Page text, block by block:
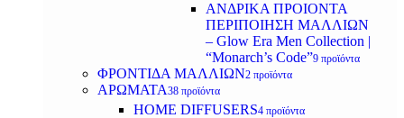
ΑΝΔΡΙΚΑ ΠΡΟΙΟΝΤΑ
ΠΕΡΙΠΟΙΗΣΗ ΜΑΛΛΙΩΝ
– Glow Era Men Collection |
“Monarch’s Code”9 προϊόντα
ΦΡΟΝΤΙΔΑ ΜΑΛΛΙΩΝ2 προϊόντα
ΑΡΩΜΑΤΑ38 προϊόντα
HOME DIFFUSERS4 προϊόντα